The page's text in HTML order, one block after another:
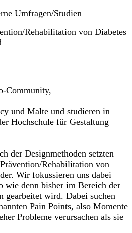
Umfragen/Studien
Rehabilitation von Diabetes
Community,
und Malte und studieren in
Hochschule für Gestaltung
der Designmethoden setzten
Rehabilitation von
Wir fokussieren uns dabei
wie denn bisher im Bereich der
gearbeitet wird. Dabei suchen
Pain Points, also Momente
Probleme verursachen als sie